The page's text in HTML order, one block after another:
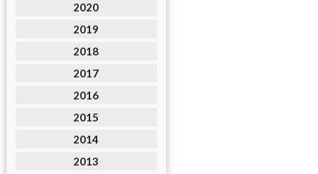
2020
2019
2018
2017
2016
2015
2014
2013